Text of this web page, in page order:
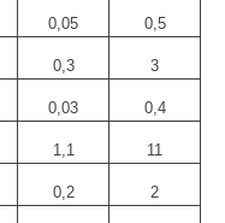
0,05 0,5
0,3 3
0,03 0,4
1,1 11
0,2 2